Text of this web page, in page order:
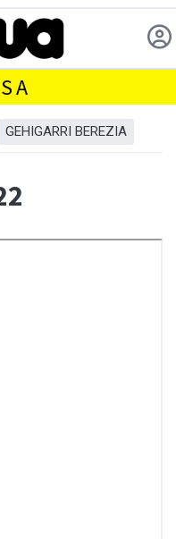
GEHIGARRI BEREZIA